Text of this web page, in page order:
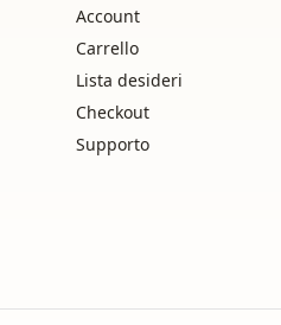
Account
Carrello
Lista desideri
Checkout
Supporto